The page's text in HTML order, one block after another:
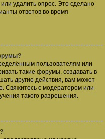
удалить опрос. Это сделано
ответов во время
пользователям или
такие форумы, создавать в
другие действия, вам может
Свяжитесь с модератором или
такого разрешения.